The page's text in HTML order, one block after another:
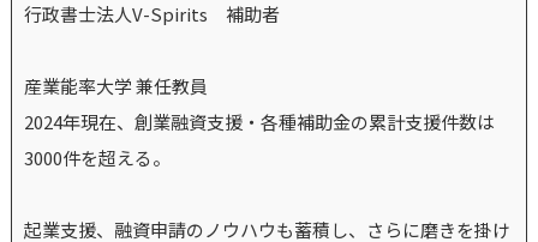
行政書士法人V-Spirits 補助者
産業能率大学 兼任教員
2024年現在、創業融資支援・各種補助金の累計支援件数は
3000件を超える。
起業支援、融資申請のノウハウも蓄積し、さらに磨きを掛け